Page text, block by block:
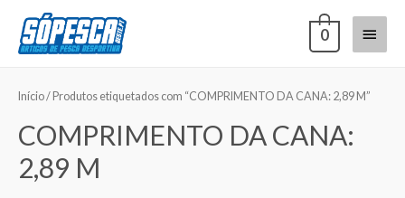
0
Início/ Produtos etiquetados com “COMPRIMENTO DA CANA: 2,89 M”
COMPRIMENTO DA CANA:
2,89 M